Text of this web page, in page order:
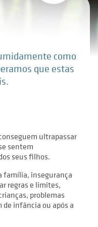
como
que estas
ultrapassar
sentem
seus filhos.
família, insegurança
regras e limites,
problemas
infância ou após a